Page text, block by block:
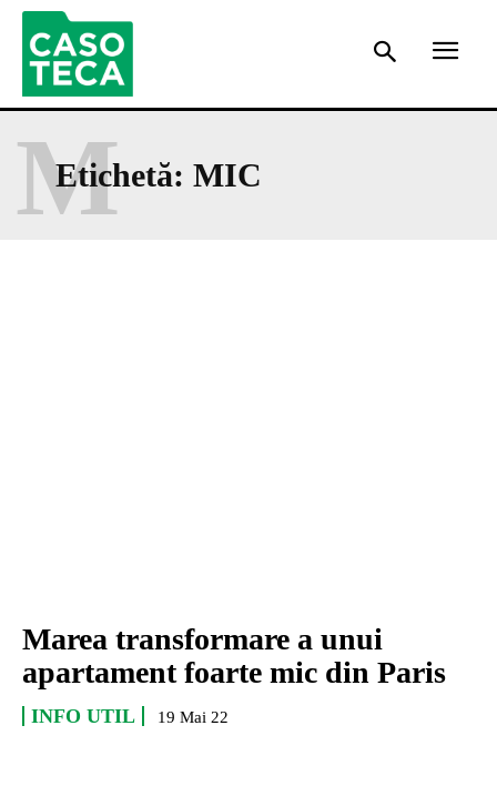
Etichetă: MIC
M
Marea transformare a unui
apartament foarte mic din Paris
INFO UTIL 19 Mai 22